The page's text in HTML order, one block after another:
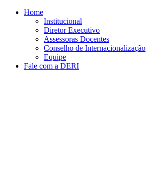
Conteúdo principal
Home
Institucional
Diretor Executivo
Assessoras Docentes
Conselho de Internacionalização
Equipe
Fale com a DERI